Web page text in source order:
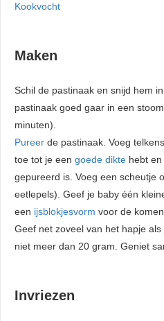
Kookvocht
Maken
Schil de pastinaak en snijd hem
pastinaak goed gaar in een
minuten).
Pureer de pastinaak. Voeg
toe tot je een goede dikte hebt
gepureerd is. Voeg een scheutje
eetlepels). Geef je baby één
een ijsblokjesvorm voor de
Geef net zoveel van het hapje
niet meer dan 20 gram. Geniet
Invriezen